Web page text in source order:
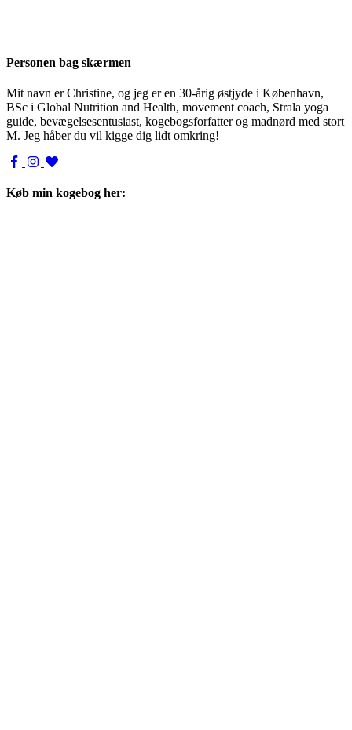
Personen bag skærmen
Mit navn er Christine, og jeg er en 30-årig østjyde i København,
BSc i Global Nutrition and Health, movement coach, Strala yoga
guide, bevægelsesentusiast, kogebogsforfatter og madnørd med stort
M. Jeg håber du vil kigge dig lidt omkring!
Køb min kogebog her: